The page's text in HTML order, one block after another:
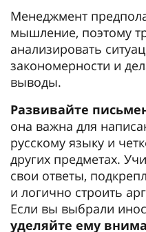
Менеджмент
мышление, поэтому
анализировать
закономерности и
выводы.
Развивайте
она важна для
русскому языку и
других предметах.
свои ответы,
и логично строить
Если вы выбрали
уделяйте ему